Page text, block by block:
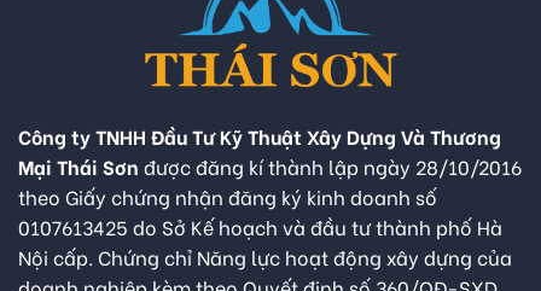
Công ty TNHH Đầu Tư Kỹ Thuật Xây Dựng Và Thương
Mại Thái Sơn được đăng kí thành lập ngày 28/10/2016
theo Giấy chứng nhận đăng ký kinh doanh số
0107613425 do Sở Kế hoạch và đầu tư thành phố Hà
Nội cấp. Chứng chỉ Năng lực hoạt động xây dựng của